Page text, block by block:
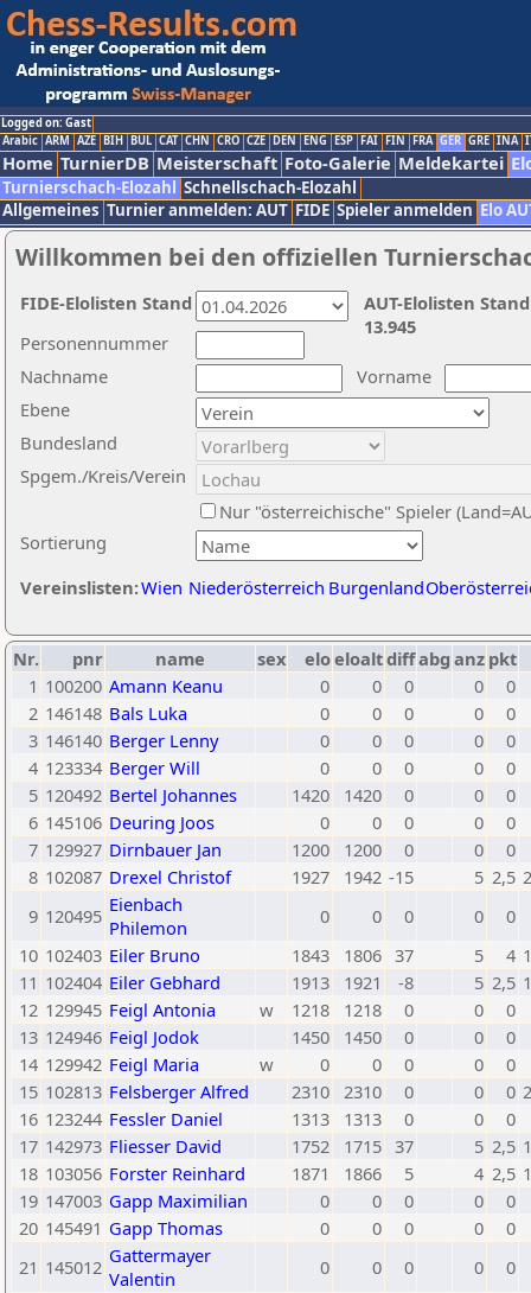
Logged on: Gast
Arabic ARM AZE BIH BUL CAT CHN CRO CZE DEN ENG ESP FAI FIN FRA GER GRE INA
Home TurnierDB Meisterschaft Foto-Galerie Meldekartei
Turnierschach-Elozahl Schnellschach-Elozahl
Allgemeines Turnier anmelden: AUT FIDE Spieler anmelden Elo
Willkommen bei den offiziellen
Nachname
Vorname
Ebene
Sortierung
Personennummer
Bundesland
Spgem./Kreis/Verein
Nur "österreichische" Spieler
Vereinslisten:Wien Niederösterreich Burgenland
AUT-Elolisten
13.945
FIDE-Elolisten Stand
Nr. pnr name sex eloeloaltdiffabg anz pkt
1 100200 Amann Keanu 0 0 0 0
0
2 146148 Bals Luka 0 0 0 0
0
3 146140 Berger Lenny 0 0 0 0
0
4 123334 Berger Will 0 0 0 0
0
5 120492 Bertel Johannes 1420 1420 0 0
0
6 145106 Deuring Joos 0 0 0 0
0
7 129927 Dirnbauer Jan 1200 1200 0 0
0
8 102087 Drexel Christof 1927 1942 -15 5 2,5
9 120495 Eienbach
Philemon
0 0 0 0
0
10 102403 Eiler Bruno 1843 1806 37 5 4
11 102404 Eiler Gebhard 1913 1921 -8 5 2,5
12 129945 Feigl Antonia w 1218 1218 0 0
0
13 124946 Feigl Jodok 1450 1450 0 0
0
14 129942 Feigl Maria w 0 0 0 0
0
15 102813 Felsberger Alfred 2310 2310 0 0 0
16 123244 Fessler Daniel 1313 1313 0 0
0
17 142973 Fliesser David 1752 1715 37 5 2,5
18 103056 Forster Reinhard 1871 1866 5 4 2,5
19 147003 Gapp Maximilian 0 0 0 0
0
20 145491 Gapp Thomas 0 0 0 0
0
21 145012 Gattermayer
Valentin
0 0 0 0 0